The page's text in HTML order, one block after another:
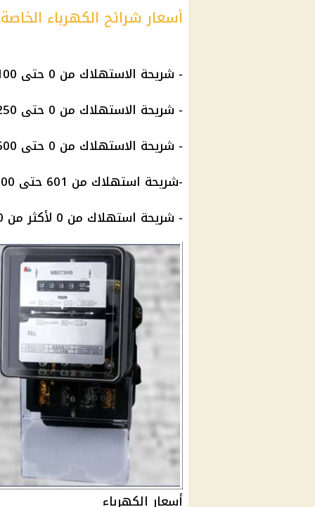
أسعار شرائح الكهرباء الخاصة
- شريحة الاستهلاك من 0 حتى 100 كيلو وات بسعر 65 قرش / كيلو وات.
- شريحة الاستهلاك من 0 حتى 250 كيلو وات بسعر 136 قرش / كيلو وات.
- شريحة الاستهلاك من 0 حتى 600 كيلو وات بسعر 150 قرش / كيلو وات.
-شريحة استهلاك من 601 حتى 1000 كيلو وات بسعر 165 قرش / كيلو وات.
- شريحة استهلاك من 0 لأكثر من 1000 كيلو وات بسعر 180 قرش / كيلو وات.
أسعار الكهرباء